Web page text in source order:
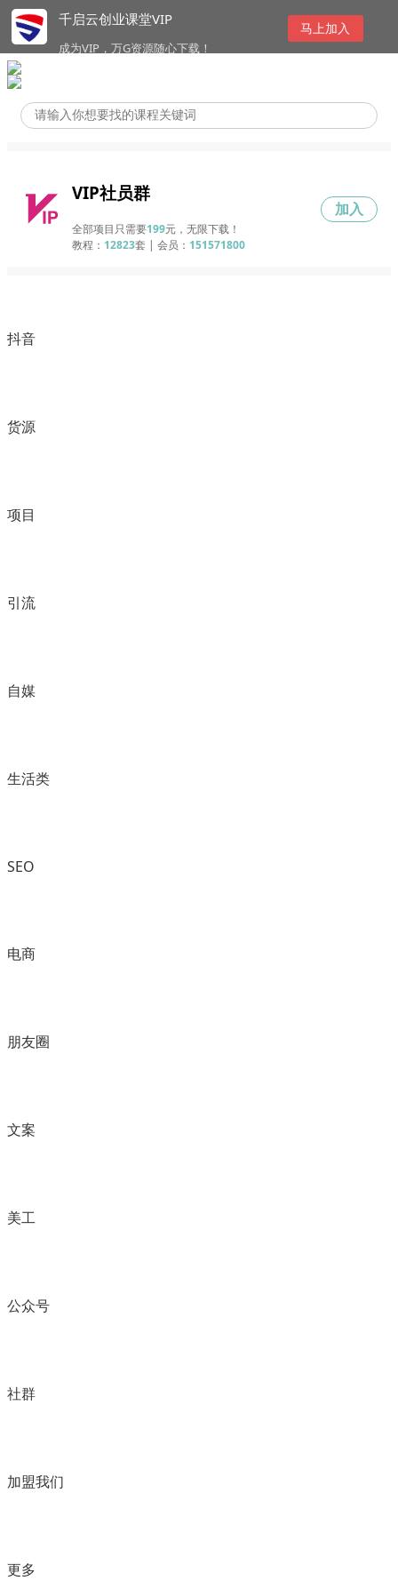
千启云创业课堂VIP
成为VIP，万G资源随心下载！
马上加入
VIP社员群
全部项目只需要199元，无限下载！
教程： 12823套 | 会员： 151571800
加入
抖音
货源
项目
引流
自媒
生活类
SEO
电商
朋友圈
文案
美工
公众号
社群
加盟我们
更多